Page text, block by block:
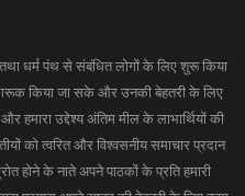
धर्म पंथ से संबंधित लोगों के लिए शुरू किया
किया जा सके और उनकी बेहतरी के लिए
हमारा उद्देश्य अंतिम मील के लाभार्थियों की
को त्वरित और विश्वसनीय समाचार प्रदान
होने के नाते अपने पाठकों के प्रति हमारी